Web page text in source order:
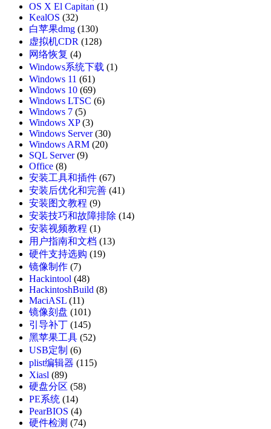
OS X El Capitan (1)
KealOS (32)
白苹果dmg (130)
虚拟机CDR (128)
网络恢复 (4)
Windows系统下载 (1)
Windows 11 (61)
Windows 10 (69)
Windows LTSC (6)
Windows 7 (5)
Windows XP(3)
Windows Server(30)
Windows ARM (20)
SQL Server(9)
Office (8)
安装工具和插件 (67)
安装后优化和完善 (41)
安装图文教程 (9)
安装技巧和故障排除 (14)
安装视频教程 (1)
用户指南和文档 (13)
硬件支持选购 (19)
镜像制作 (7)
Hackintool (48)
HackintoshBuild (8)
MaciASL (11)
镜像刻盘 (101)
引导补丁 (145)
黑苹果工具 (52)
USB定制 (6)
plist编辑器 (115)
Xiasl (89)
硬盘分区 (58)
PE系统 (14)
PearBIOS (4)
硬件检测 (74)